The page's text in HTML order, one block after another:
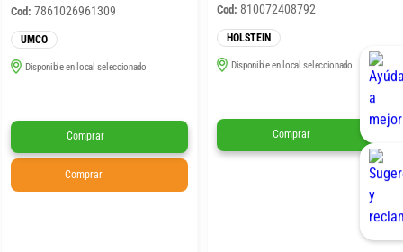
Cod: 7861026961309
UMCO
Disponible en local seleccionado
Comprar
Comprar
Cod: 810072408792
HOLSTEIN
Disponible en local seleccionado
Comprar